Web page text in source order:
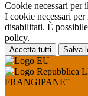
Cookie necessari per
I cookie necessari
disabilitati. È
policy.
Accetta tutti Salva
FRANGIPANE”